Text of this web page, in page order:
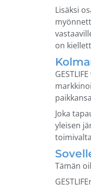
Lisäksi
on
Joka
yleisen
Tämän